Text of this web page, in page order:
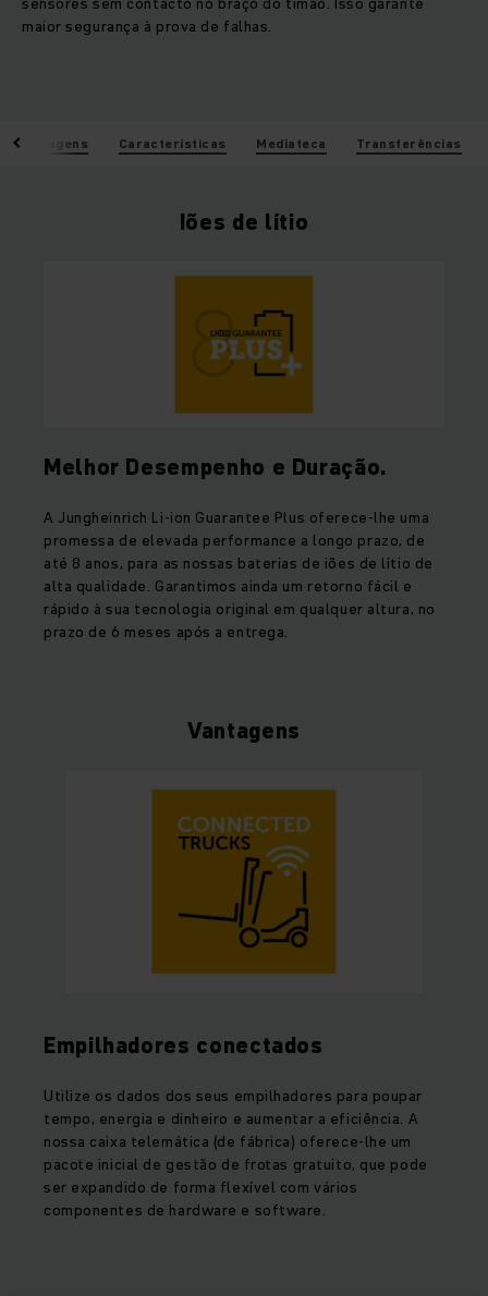
maior segurança à prova de falhas.
Vantagens Características Mediateca Transferências
Iões de lítio
Melhor Desempenho e Duração.
A Jungheinrich Li-ion Guarantee Plus oferece-lhe uma
promessa de elevada performance a longo prazo, de
até 8 anos, para as nossas baterias de iões de lítio de
alta qualidade. Garantimos ainda um retorno fácil e
rápido à sua tecnologia original em qualquer altura, no
prazo de 6 meses após a entrega.
Vantagens
Empilhadores conectados
Utilize os dados dos seus empilhadores para poupar
tempo, energia e dinheiro e aumentar a eficiência. A
nossa caixa telemática (de fábrica) oferece-lhe um
pacote inicial de gestão de frotas gratuito, que pode
ser expandido de forma flexível com vários
componentes de hardware e software.